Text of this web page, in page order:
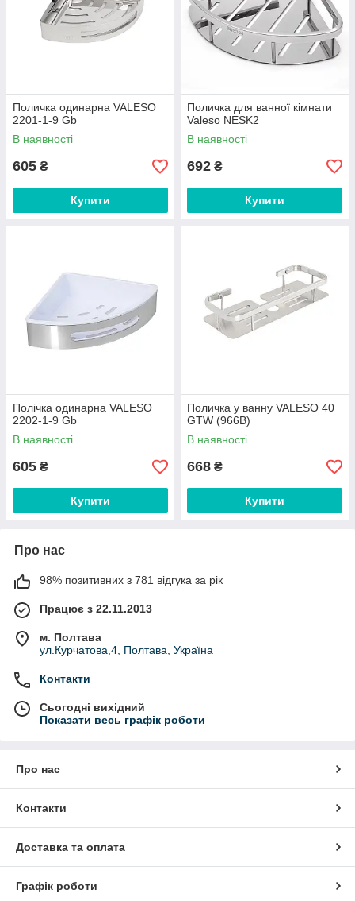
Поличка одинарна VALESO
2201-1-9 Gb
В наявності
605 ₴
Купити
Поличка для ванної кімнати
Valeso NESK2
В наявності
692 ₴
Купити
Полічка одинарна VALESO
2202-1-9 Gb
В наявності
605 ₴
Купити
Поличка у ванну VALESO 40
GTW (966B)
В наявності
668 ₴
Купити
Про нас
98% позитивних з 781 відгука за рік
Працює з 22.11.2013
м. Полтава
ул.Курчатова,4, Полтава, Україна
Контакти
Сьогодні вихідний
Показати весь графік роботи
Про нас
Контакти
Доставка та оплата
Графік роботи